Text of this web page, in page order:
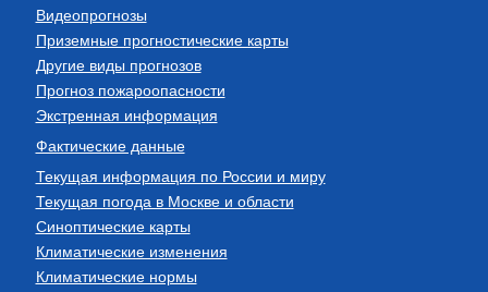
Видеопрогнозы
Приземные прогностические карты
Другие виды прогнозов
Прогноз пожароопасности
Экстренная информация
Фактические данные
Текущая информация по России и миру
Текущая погода в Москве и области
Синоптические карты
Климатические изменения
Климатические нормы